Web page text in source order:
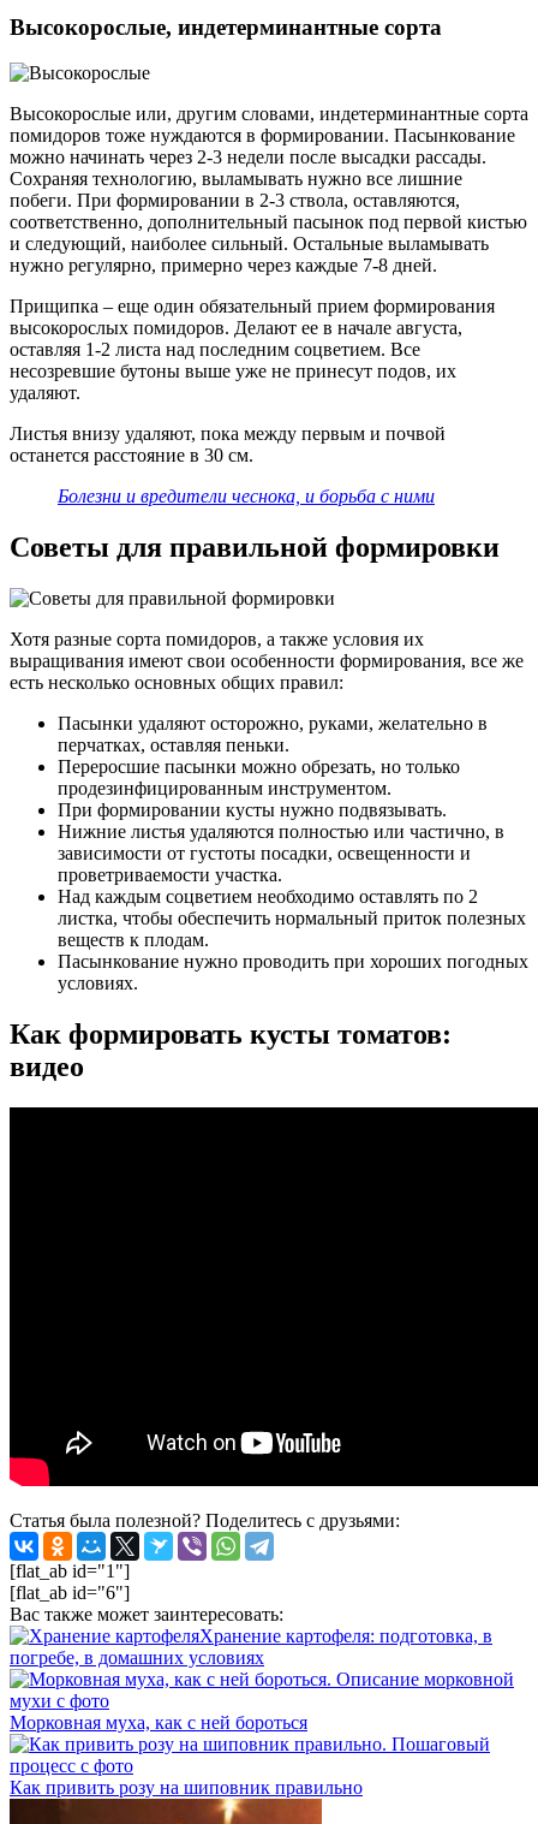
Высокорослые, индетерминантные сорта
Высокорослые или, другим словами, индетерминантные сорта
помидоров тоже нуждаются в формировании. Пасынкование
можно начинать через 2-3 недели после высадки рассады.
Сохраняя технологию, выламывать нужно все лишние
побеги. При формировании в 2-3 ствола, оставляются,
соответственно, дополнительный пасынок под первой кистью
и следующий, наиболее сильный. Остальные выламывать
нужно регулярно, примерно через каждые 7-8 дней.
Прищипка – еще один обязательный прием формирования
высокорослых помидоров. Делают ее в начале августа,
оставляя 1-2 листа над последним соцветием. Все
несозревшие бутоны выше уже не принесут подов, их
удаляют.
Листья внизу удаляют, пока между первым и почвой
останется расстояние в 30 см.
Болезни и вредители чеснока, и борьба с ними
Советы для правильной формировки
Хотя разные сорта помидоров, а также условия их
выращивания имеют свои особенности формирования, все же
есть несколько основных общих правил:
Пасынки удаляют осторожно, руками, желательно в
перчатках, оставляя пеньки.
Переросшие пасынки можно обрезать, но только
продезинфицированным инструментом.
При формировании кусты нужно подвязывать.
Нижние листья удаляются полностью или частично, в
зависимости от густоты посадки, освещенности и
проветриваемости участка.
Над каждым соцветием необходимо оставлять по 2
листка, чтобы обеспечить нормальный приток полезных
веществ к плодам.
Пасынкование нужно проводить при хороших погодных
условиях.
Как формировать кусты томатов:
видео
Статья была полезной? Поделитесь с друзьями:
[flat_ab id="1"]
[flat_ab id="6"]
Вас также может заинтересовать:
Хранение картофеля: подготовка, в
погребе, в домашних условиях
Морковная муха, как с ней бороться
Как привить розу на шиповник правильно